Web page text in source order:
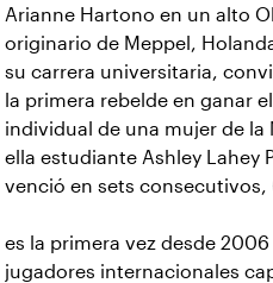
Arianne Hartono en un alto
originario de Meppel,
su carrera universitaria,
la primera rebelde en ganar
individual de una mujer de la
ella estudiante Ashley Lahey
venció en sets consecutivos,
es la primera vez desde
jugadores internacionales